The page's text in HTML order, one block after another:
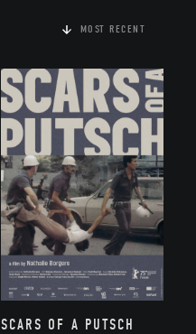
MOST RECENT
SCARS OF A PUTSCH